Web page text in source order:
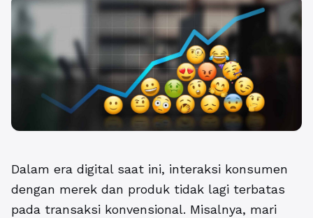
Dalam era digital saat ini, interaksi konsumen
dengan merek dan produk tidak lagi terbatas
pada transaksi konvensional. Misalnya, mari